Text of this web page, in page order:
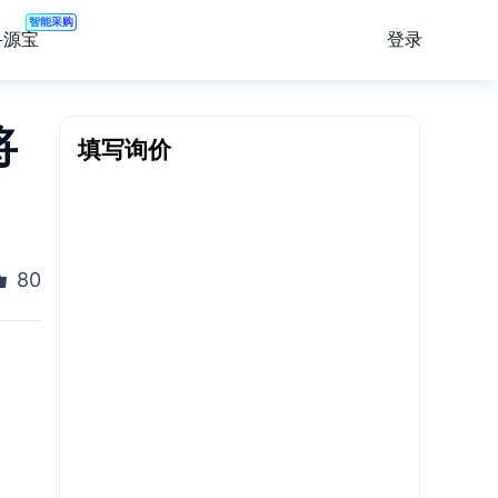
宝
智能采购
登录
80
填写询价